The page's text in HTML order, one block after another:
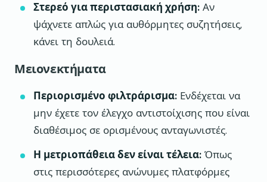
Στερεό για περιστασιακή χρήση: Αν
ψάχνετε απλώς για αυθόρμητες συζητήσεις,
κάνει τη δουλειά.
Μειονεκτήματα
Περιορισμένο φιλτράρισμα: Ενδέχεται να
μην έχετε τον έλεγχο αντιστοίχισης που είναι
διαθέσιμος σε ορισμένους ανταγωνιστές.
Η μετριοπάθεια δεν είναι τέλεια: Όπως
στις περισσότερες ανώνυμες πλατφόρμες